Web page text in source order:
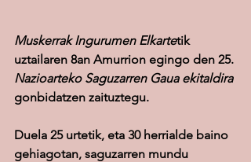
Muskerrak Ingurumen Elkartetik
uztailaren 8an Amurrion egingo den 25.
Nazioarteko Saguzarren Gaua ekitaldira
gonbidatzen zaituztegu.
Duela 25 urtetik, eta 30 herrialde baino
gehiagotan, saguzarren mundu